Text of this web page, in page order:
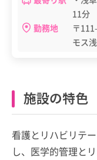
11分
勤務地
〒
モス
施設の特色
看護とリハビリテ
し、医学的管理と